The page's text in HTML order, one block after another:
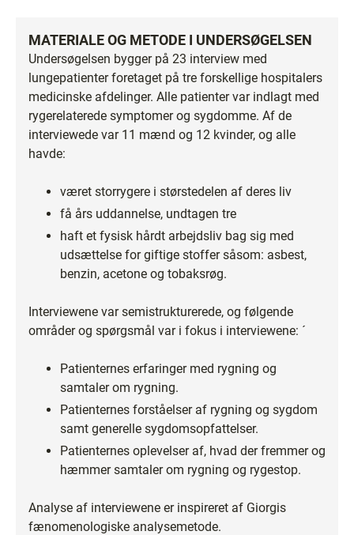
MATERIALE OG METODE I UNDERSØGELSEN
Undersøgelsen bygger på 23 interview med
lungepatienter foretaget på tre forskellige hospitalers
medicinske afdelinger. Alle patienter var indlagt med
rygerelaterede symptomer og sygdomme. Af de
interviewede var 11 mænd og 12 kvinder, og alle
havde:
været storrygere i størstedelen af deres liv
få års uddannelse, undtagen tre
haft et fysisk hårdt arbejdsliv bag sig med
udsættelse for giftige stoffer såsom: asbest,
benzin, acetone og tobaksrøg.
Interviewene var semistrukturerede, og følgende
områder og spørgsmål var i fokus i interviewene: ´
Patienternes erfaringer med rygning og
samtaler om rygning.
Patienternes forståelser af rygning og sygdom
samt generelle sygdomsopfattelser.
Patienternes oplevelser af, hvad der fremmer og
hæmmer samtaler om rygning og rygestop.
Analyse af interviewene er inspireret af Giorgis
fænomenologiske analysemetode.